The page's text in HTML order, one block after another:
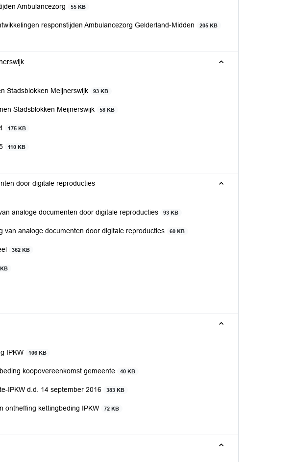
Ambulancezorg 55 KB
responstijden Ambulancezorg Gelderland-Midden 205 KB
Stadsblokken Meijnerswijk
93 KB
Stadsblokken Meijnerswijk 58 KB
175 KB
110 KB
door digitale reproducties
analoge documenten door digitale reproducties
93 KB
van analoge documenten door digitale reproducties 60 KB
362 KB
IPKW
106 KB
koopovereenkomst gemeente 40 KB
IPKW d.d. 14 september 2016 383 KB
ontheffing kettingbeding IPKW 72 KB